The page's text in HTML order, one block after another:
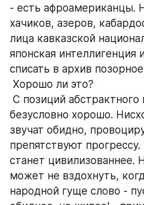
- есть афроамериканцы.
хачиков, азеров,
лица кавказской
японская интеллигенция
списать в архив
Хорошо ли это?
безусловно хорошо.
звучат обидно,
препятствуют
станет цивилизованнее.
может не вздохнуть,
народной гуще слово -